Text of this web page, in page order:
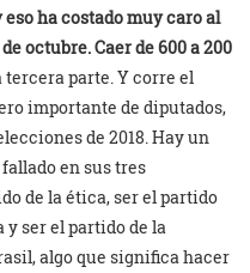
eso ha costado muy caro al
octubre. Caer de 600 a 200
tercera parte. Y corre el
importante de diputados,
de 2018. Hay un
en sus tres
de la ética, ser el partido
ser el partido de la
algo que significa hacer